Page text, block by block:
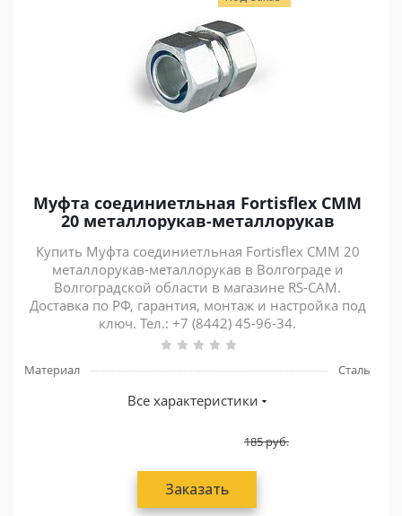
Муфта соединиетльная Fortisflex СММ
20 металлорукав-металлорукав
Купить Муфта соединиетльная Fortisflex СММ 20
металлорукав-металлорукав в Волгограде и
Волгоградской области в магазине RS-CAM.
Доставка по РФ, гарантия, монтаж и настройка под
ключ. Тел.: +7 (8442) 45-96-34.
Материал Сталь
Все характеристики
185руб.
Заказать